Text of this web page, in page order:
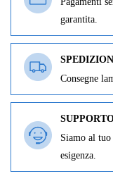
garantita.
Consegne
Siamo al
esigenza.